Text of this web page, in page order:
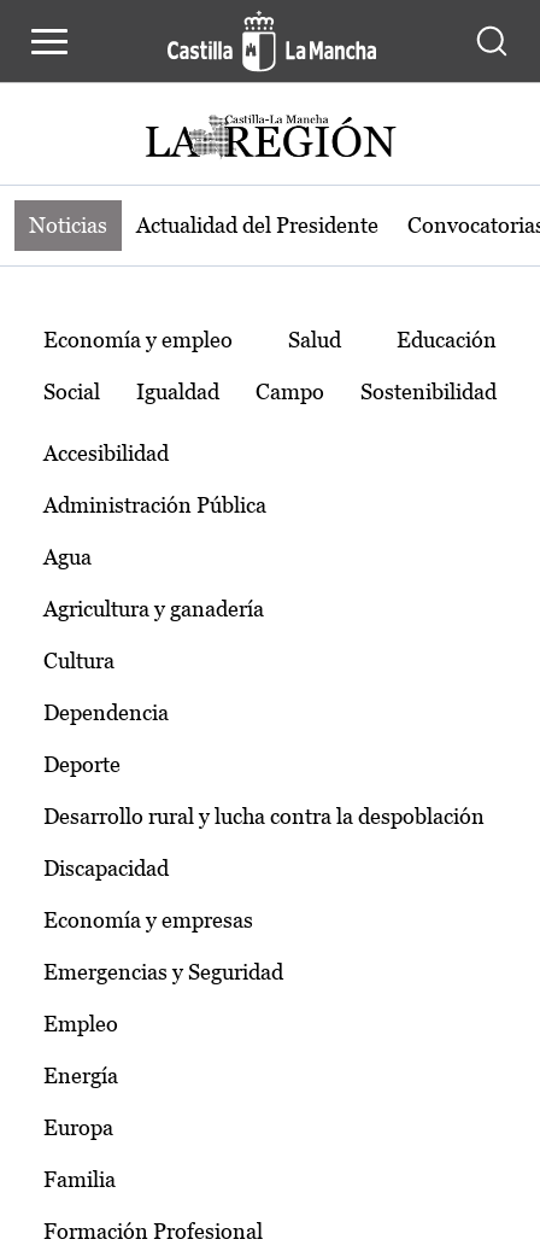
Noticias de la región de Castilla-La
Noticias Actualidad del Presidente
Temas
Economía y empleo Salud Educación
Social Igualdad Campo Sostenibilidad
Accesibilidad
Administración Pública
Agua
Agricultura y ganadería
Cultura
Dependencia
Deporte
Desarrollo rural y lucha contra la despoblación
Discapacidad
Economía y empresas
Emergencias y Seguridad
Empleo
Energía
Europa
Familia
Formación Profesional